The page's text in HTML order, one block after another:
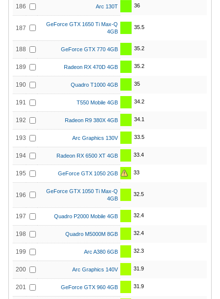
186 Arc 130T 36
187
GeForce GTX 1650 Ti Max-Q
4GB
35.5
188 GeForce GTX 770 4GB 35.2
189 Radeon RX 470D 4GB 35.2
190 Quadro T1000 4GB 35
191 T550 Mobile 4GB 34.2
192 Radeon R9 380X 4GB 34.1
193 Arc Graphics 130V 33.5
194 Radeon RX 6500 XT 4GB 33.4
195 GeForce GTX 1050 2GB 33
196
GeForce GTX 1050 Ti Max-Q
4GB
32.5
197 Quadro P2000 Mobile 4GB 32.4
198 Quadro M5000M 8GB 32.4
199 Arc A380 6GB 32.3
200 Arc Graphics 140V 31.9
201 GeForce GTX 960 4GB 31.9